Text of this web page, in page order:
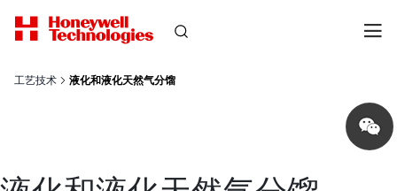
工艺技术 液化和液化天然气分馏
Share
on
wechat